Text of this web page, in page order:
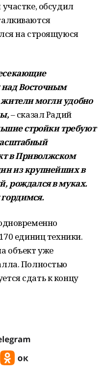
обсудил
на строящуюся
над Восточным
могли удобно
– сказал Радий
стройки требуют
в Приволжском
из крупнейших в
рождался в муках.
единиц техники.
объект уже
Полностью
сдать к концу